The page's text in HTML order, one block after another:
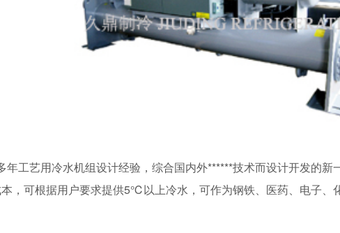
工艺用冷水机组设计经验，综合国内外******技术而设计开发的
，可根据用户要求提供5℃以上冷水，可作为钢铁、医药、电子、